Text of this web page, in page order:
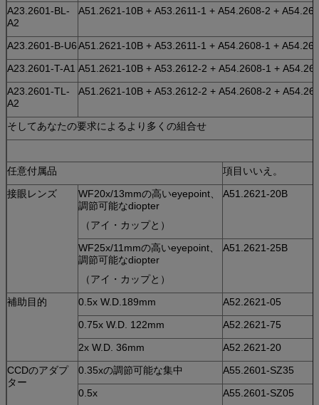
A23.2601-BL-
A2
A51.2621-10B + A53.2611-1 + A54.2608-2 +
A23.2601-B-U6A51.2621-10B + A53.2611-1 + A54.2608-1 +
A23.2601-T-A1 A51.2621-10B + A53.2612-2 + A54.2608-1 +
A23.2601-TL-
A2
A51.2621-10B + A53.2612-2 + A54.2608-2 +
そしてあなたの要求によるより多くの組合せ
任意付属品
項目いいえ。
接眼レンズ
WF20x/13mmの高いeyepoint、
調節可能なdiopter
（アイ・カップと）
A51.2621-20B
WF25x/11mmの高いeyepoint、
調節可能なdiopter
（アイ・カップと）
A51.2621-25B
補助目的 0.5x W.D.189mm
A52.2621-05
0.75x W.D. 122mm
A52.2621-75
2x W.D. 36mm
A52.2621-20
CCDのアダプ
ター
0.35xの調節可能な集中
A55.2601-SZ35
0.5x
A55.2601-SZ05